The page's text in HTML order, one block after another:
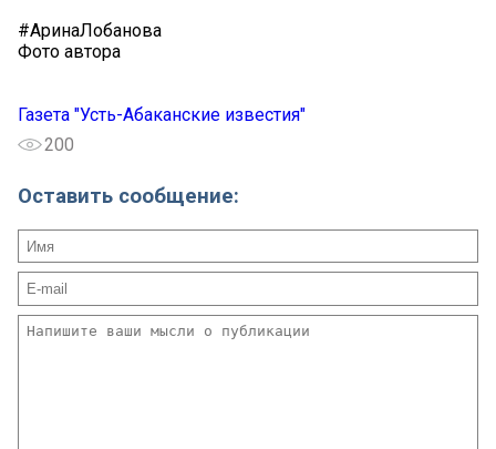
#АринаЛобанова
Фото автора
Газета "Усть-Абаканские известия"
200
Оставить сообщение: